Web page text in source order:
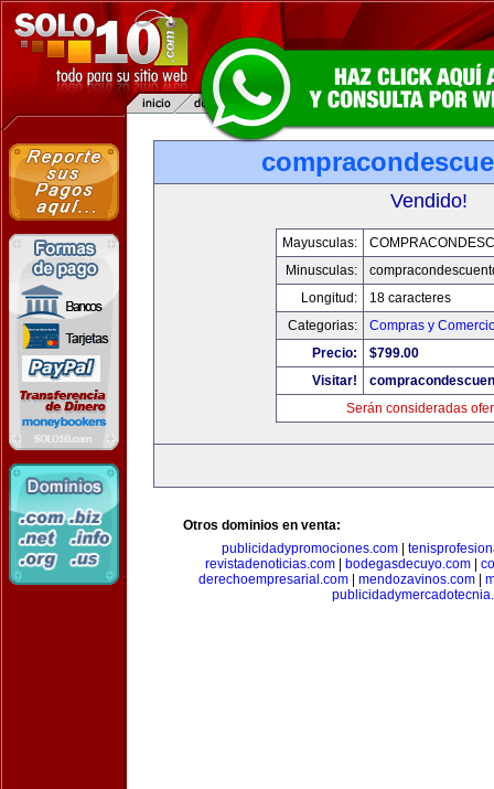
Vendido!
Mayusculas:
Minusculas:
Longitud:
18 caracteres
Categorias:
Compras y
Precio:
$799.00
Visitar!
Serán consideradas
Otros dominios en venta:
publicidadypromociones.com
revistadenoticias.com
bodegasdecuyo.com
derechoempresarial.com
mendozavinos.com